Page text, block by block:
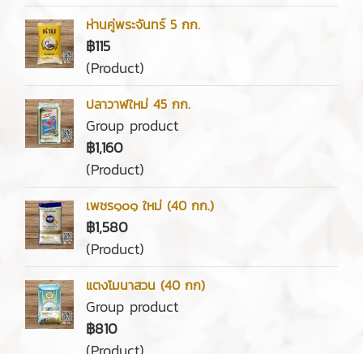
ห่านคู่พระจันทร์ 5 กก.
฿115
(Product)
ปลาวาฬใหม่ 45 กก.
Group product
฿1,160
(Product)
เพชร๑๐๑ ใหม่ (40 กก.)
฿1,580
(Product)
แตงโมนาสวน (40 กก)
Group product
฿810